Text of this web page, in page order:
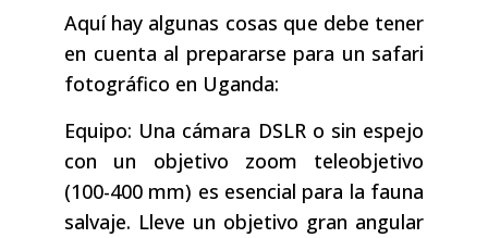
Aquí hay algunas cosas que debe tener
en cuenta al prepararse para un safari
fotográfico en Uganda:
Equipo: Una cámara DSLR o sin espejo
con un objetivo zoom teleobjetivo
(100-400 mm) es esencial para la fauna
salvaje. Lleve un objetivo gran angular